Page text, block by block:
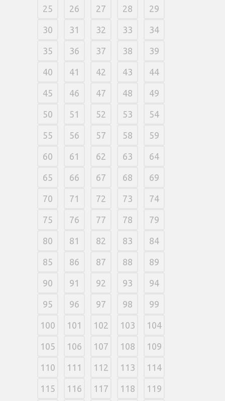
25 26 27 28 29
30 31 32 33 34
35 36 37 38 39
40 41 42 43 44
45 46 47 48 49
50 51 52 53 54
55 56 57 58 59
60 61 62 63 64
65 66 67 68 69
70 71 72 73 74
75 76 77 78 79
80 81 82 83 84
85 86 87 88 89
90 91 92 93 94
95 96 97 98 99
100 101 102 103 104
105 106 107 108 109
110 111 112 113 114
115 116 117 118 119